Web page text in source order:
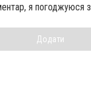
я погоджуюся з
Додати